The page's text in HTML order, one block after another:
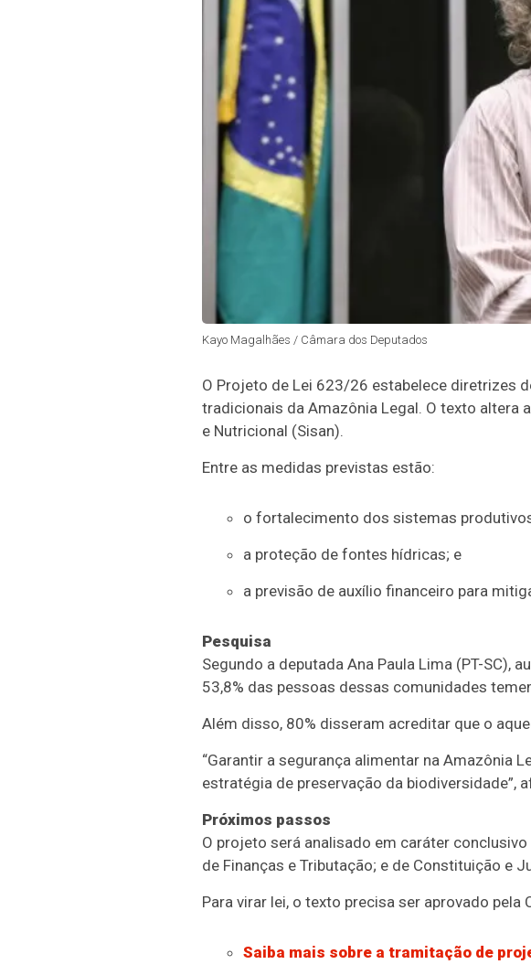
Kayo Magalhães / Câmara dos Deputados
O Projeto de Lei 623/26 estabelece diretrizes
tradicionais da Amazônia Legal. O texto altera a
e Nutricional (Sisan).
Entre as medidas previstas estão:
o fortalecimento dos sistemas
a proteção de fontes hídricas; e
a previsão de auxílio financeiro para
Pesquisa
Segundo a deputada Ana Paula Lima (PT-
53,8% das pessoas dessas comunidades
Além disso, 80% disseram acreditar que o
“Garantir a segurança alimentar na Amazônia
estratégia de preservação da biodiversidade”,
Próximos passos
O projeto será analisado em caráter conclusivo
de Finanças e Tributação; e de Constituição e
Para virar lei, o texto precisa ser aprovado pela
Saiba mais sobre a tramitação de